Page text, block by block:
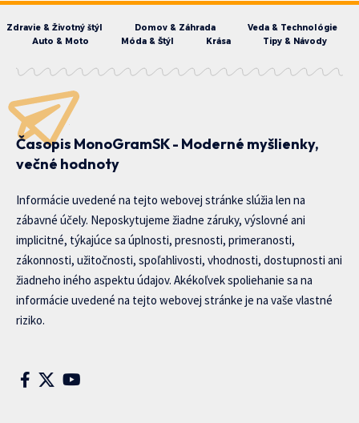
Zdravie & Životný štýl Domov & Záhrada
Veda & Technológie
Auto & Moto
Móda & Štýl Krása Tipy & Návody
Časopis MonoGramSK - Moderné myšlienky,
večné hodnoty
Informácie uvedené na tejto webovej stránke slúžia len na
zábavné účely. Neposkytujeme žiadne záruky, výslovné ani
implicitné, týkajúce sa úplnosti, presnosti, primeranosti,
zákonnosti, užitočnosti, spoľahlivosti, vhodnosti, dostupnosti ani
žiadneho iného aspektu údajov. Akékoľvek spoliehanie sa na
informácie uvedené na tejto webovej stránke je na vaše vlastné
riziko.